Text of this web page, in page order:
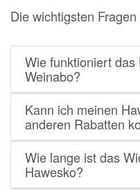
Die wichtigsten
Wie funktioniert
Weinabo?
Kann ich meinen
anderen Rabatten
Wie lange ist das
Hawesko?